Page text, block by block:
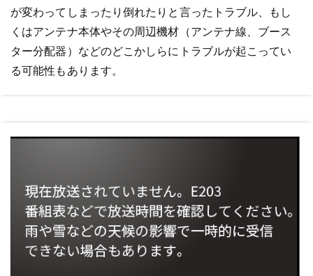
が変わってしまったり倒れたりと言ったトラブル、もし
くはアンテナ本体やその周辺機材（アンテナ線、ブース
ター分配器）などのどこかしらにトラブルが起こってい
る可能性もあります。